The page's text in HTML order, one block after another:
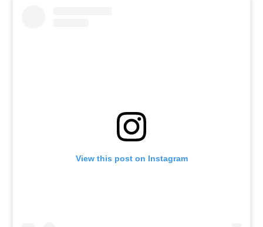
View this post on Instagram